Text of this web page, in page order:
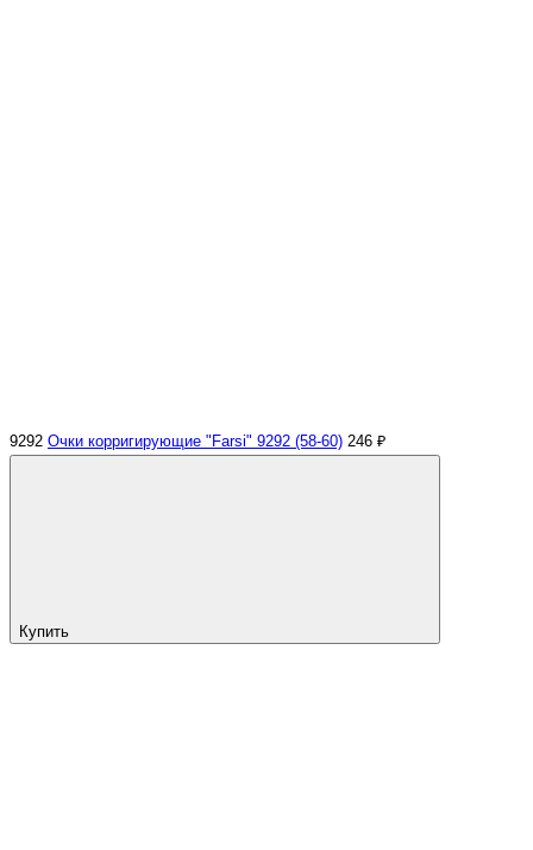
9292 Очки корригирующие "Farsi" 9292 (58-60) 246 ₽
Купить